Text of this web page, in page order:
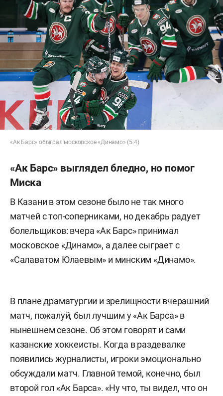
«Ак Барс» обыграл московское «Динамо» (5:4)
«Ак Барс» выглядел бледно, но помог
Миска
В Казани в этом сезоне было не так много
матчей с топ-соперниками, но декабрь радует
болельщиков: вчера «Ак Барс» принимал
московское «Динамо», а далее сыграет с
«Салаватом Юлаевым» и минским «Динамо».
В плане драматургии и зрелищности вчерашний
матч, пожалуй, был лучшим у «Ак Барса» в
нынешнем сезоне. Об этом говорят и сами
казанские хоккеисты. Когда в раздевалке
появились журналисты, игроки эмоционально
обсуждали матч. Главной темой, конечно, был
второй гол «Ак Барса». «Ну что, ты видел, что он